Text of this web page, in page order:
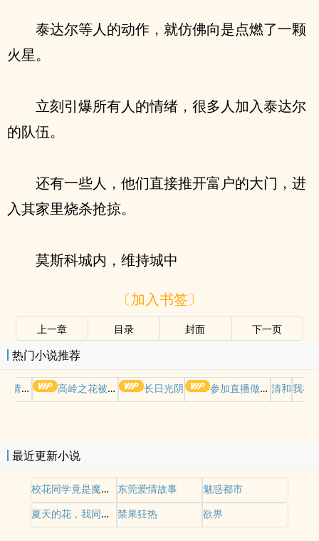
泰达尔等人的动作，就仿佛向是点燃了一颗
火星。
立刻引爆所有人的情绪，很多人加入泰达尔
的队伍。
还有一些人，他们直接推开富户的大门，进
入其家里烧杀抢掠。
莫斯科城内，维持城中
〔加入书签〕
上一章 目录 封面 下一页
热门小说推荐
摆好 高岭之花被权贵轮了后 长日光阴 参加直播做爱综艺后我火了(NPH) 清和我在
最近更新小说
校花同学竟是魔法少女 东莞爱情故事
魅惑都市
夏天的花，我同学的母亲
禁果狂热 欲界